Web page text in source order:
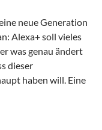
neue Generation
Alexa+ soll vieles
was genau ändert
dieser
haben will. Eine
– und braucht man